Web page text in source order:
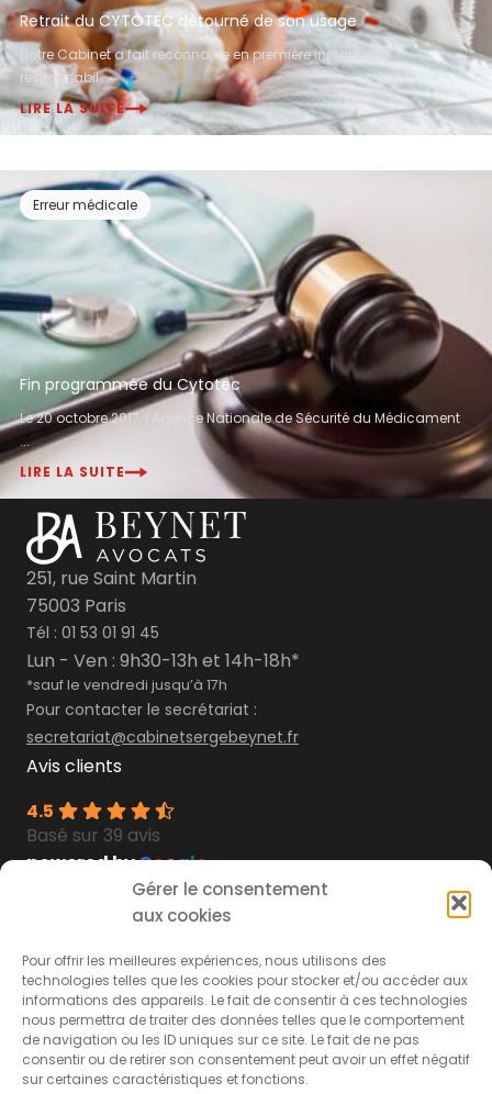
Gérer le consentement
aux cookies
Pour offrir les meilleures expériences, nous utilisons des
technologies telles que les cookies pour stocker et/ou accéder aux
informations des appareils. Le fait de consentir à ces technologies
nous permettra de traiter des données telles que le comportement
de navigation ou les ID uniques sur ce site. Le fait de ne pas
consentir ou de retirer son consentement peut avoir un effet négatif
sur certaines caractéristiques et fonctions.
Retrait du CYTOTEC détourné de son usage
Notre Cabinet a fait reconnaître en première instance la
responsabil...
LIRE LA SUITE
Erreur médicale
Fin programmée du Cytotec
Le 20 octobre 2017, l’Agence Nationale de Sécurité du Médicament
...
LIRE LA SUITE
251, rue Saint Martin
75003 Paris
Tél : 01 53 01 91 45
Lun - Ven : 9h30-13h et 14h-18h*
*sauf le vendredi jusqu’à 17h
Pour contacter le secrétariat :
secretariat@cabinetsergebeynet.fr
Avis clients
4.5
Basé sur 39 avis
powered byGoogle
Découvrez lestémoignages
Secteurs d’interventions
Accidents de la route
Accidents médicaux
À propos du
cabinet
Le cabinet